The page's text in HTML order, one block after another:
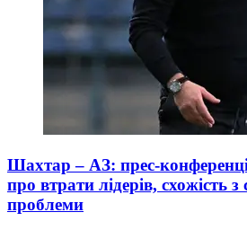
Шахтар – АЗ: прес-
про втрати лідерів, схожість
проблеми